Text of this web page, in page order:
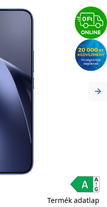
Termék adatlap